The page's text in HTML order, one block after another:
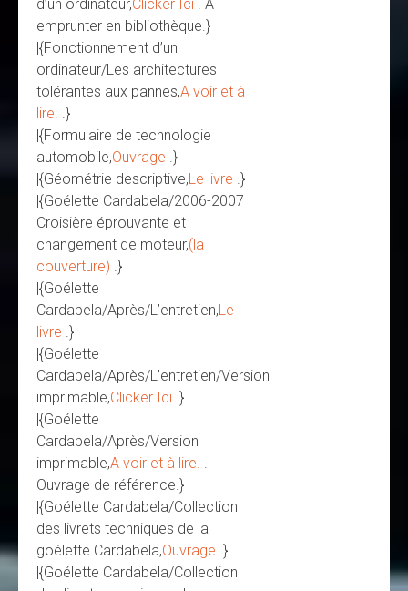
d’un ordinateur,Clicker Ici
. A
emprunter en bibliothèque.}
|{Fonctionnement d’un
ordinateur/Les architectures
tolérantes aux pannes,A voir et à
lire.
.}
|{Formulaire de technologie
automobile,Ouvrage .}
|{Géométrie descriptive,Le livre .}
|{Goélette Cardabela/2006-2007
Croisière éprouvante et
changement de moteur,(la
couverture) .}
|{Goélette
Cardabela/Après/L’entretien,Le
livre .}
|{Goélette
Cardabela/Après/L’entretien/Version
imprimable,Clicker Ici .}
|{Goélette
Cardabela/Après/Version
imprimable,A voir et à lire.
Ouvrage de référence.}
|{Goélette Cardabela/Collection
des livrets techniques de la
goélette Cardabela,Ouvrage .}
|{Goélette Cardabela/Collection